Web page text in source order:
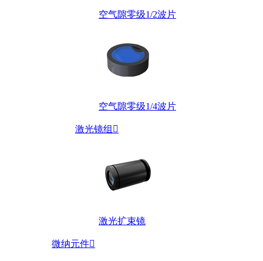
空气隙零级1/2波片
空气隙零级1/4波片
激光镜组 
激光扩束镜
微纳元件